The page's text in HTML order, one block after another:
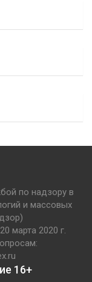
по надзору в
и массовых
марта 2020 г.
16+